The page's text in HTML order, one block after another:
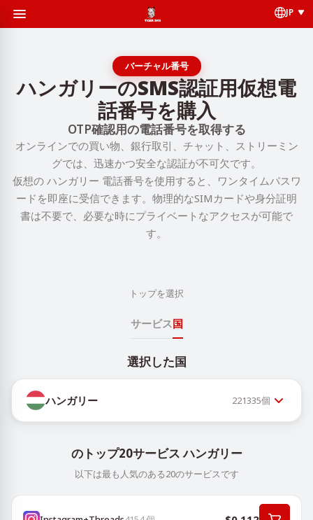
JP
バーチャル番号
ハンガリーのSMS認証用仮想電
話番号を購入
OTP確認用の電話番号を取得する
オンラインでの買い物、銀行取引、チャット、ストリーミン
グでは、迅速かつ安全な認証が不可欠です。
仮想の ハンガリー 電話番号を使用すると、ワンタイムパスワ
ードを即座に受信できます。物理的なSIMカードや身分証明
書は不要で、必要な時にプライベートなアクセスが可能で
す。
トップを選択
サービス国
選択した国
ハンガリー 221335個
のトップ20サービス ハンガリー
以下は最も人気のある20のサービスです